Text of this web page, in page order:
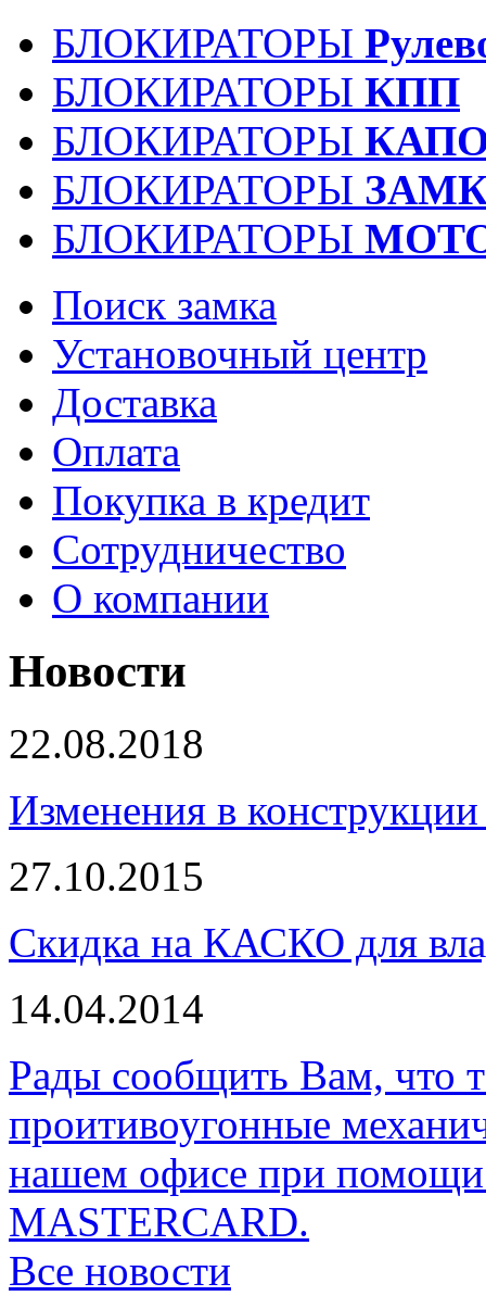
БЛОКИРАТОРЫ
БЛОКИРАТОРЫ КПП
БЛОКИРАТОРЫ
БЛОКИРАТОРЫ
БЛОКИРАТОРЫ
Поиск замка
Установочный центр
Доставка
Оплата
Покупка в кредит
Сотрудничество
О компании
Новости
22.08.2018
Изменения в
27.10.2015
Скидка на КАСКО для
14.04.2014
Рады сообщить Вам, что
проитивоугонные
нашем офисе при помощи
MASTERCARD.
Все новости